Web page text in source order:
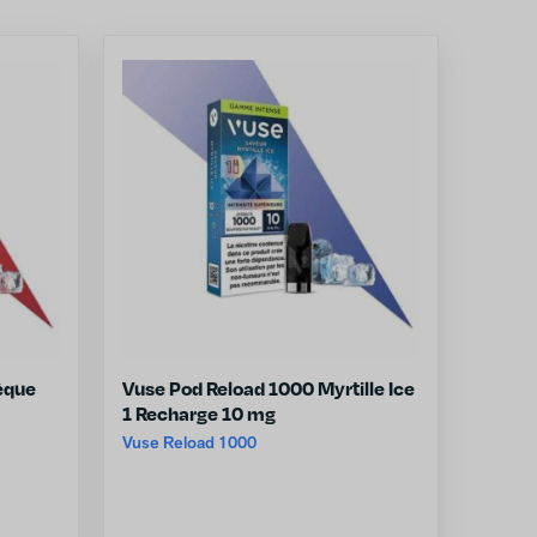
Vuse Pod Reload 1000 Myrtille Ice
1 Recharge 10 mg
Vuse Reload 1000